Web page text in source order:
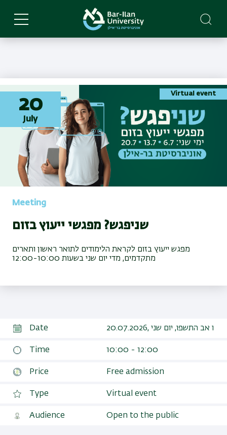
main
20
July
Virtual event
Meeting
שניפגש? מפגשי ייעוץ בזום
מפגש ייעוץ בזום לקראת הלימודים לתואר ראשון ותארים
מתקדמים, מדי יום שני בשעות 12:00-10:00
Date 20.07.2026, ו אב התשפו, יום שני
Time 10:00 - 12:00
Price Free admission
Type Virtual event
Audience Open to the public